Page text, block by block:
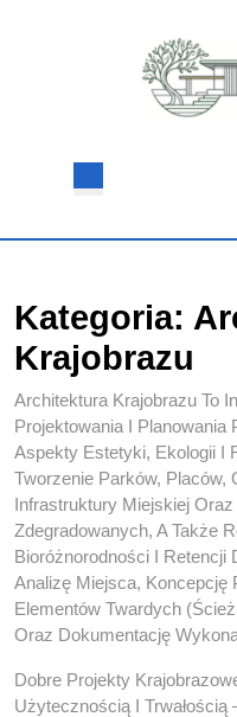
Kategoria:
Krajobrazu
Architektura Krajobrazu To
Projektowania I
Aspekty Estetyki, Ekologii I
Tworzenie Parków, Placów,
Infrastruktury Miejskiej
Zdegradowanych, A Także
Bioróżnorodności I Retencji
Analizę Miejsca, Koncepcję
Elementów Twardych
Oraz Dokumentację
Dobre Projekty
Użytecznością I